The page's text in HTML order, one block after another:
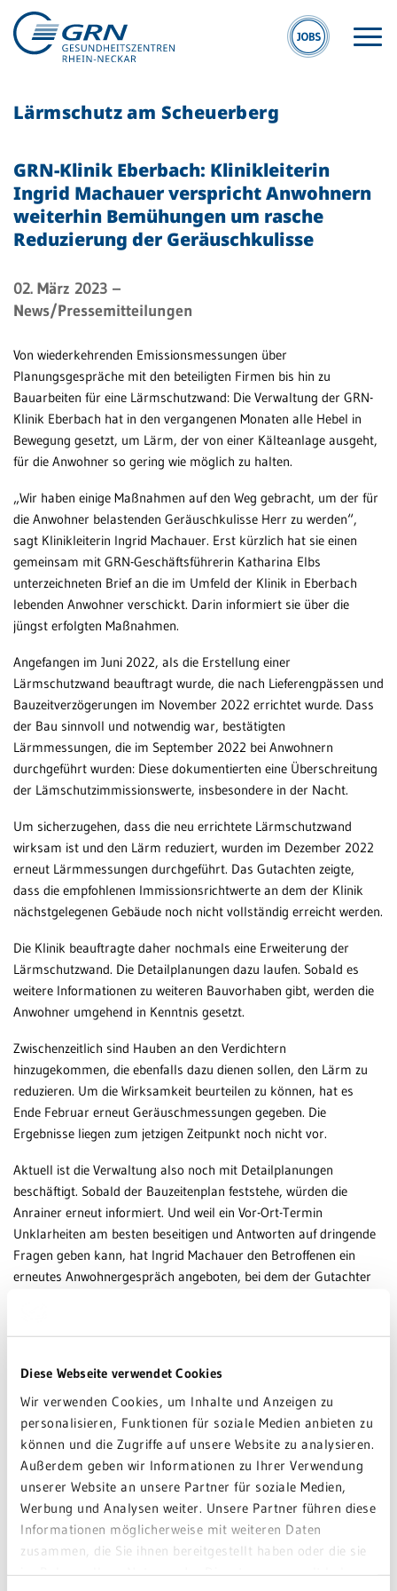
Diese Webseite verwendet Cookies
Wir verwenden Cookies, um Inhalte und Anzeigen zu
personalisieren, Funktionen für soziale Medien anbieten zu
können und die Zugriffe auf unsere Website zu analysieren.
Außerdem geben wir Informationen zu Ihrer Verwendung
unserer Website an unsere Partner für soziale Medien,
Werbung und Analysen weiter. Unsere Partner führen diese
Informationen möglicherweise mit weiteren Daten
zusammen, die Sie ihnen bereitgestellt haben oder die sie
im Rahmen Ihrer Nutzung der Dienste gesammelt haben.
GRN
Medizinische
Fachzentren
Themenseiten
Veranstaltungen
Patientenportal
Karriere
Barrierefreiheit
STANDORTE
Eberbach
Sinsheim
Weinheim
Lärmschutz am Scheuerberg
GRN-Klinik Eberbach: Klinikleiterin
Ingrid Machauer verspricht Anwohnern
weiterhin Bemühungen um rasche
Reduzierung der Geräuschkulisse
02. März 2023 –
News/Pressemitteilungen
Von wiederkehrenden Emissionsmessungen über
Planungsgespräche mit den beteiligten Firmen bis hin zu
Bauarbeiten für eine Lärmschutzwand: Die Verwaltung der GRN-
Klinik Eberbach hat in den vergangenen Monaten alle Hebel in
Bewegung gesetzt, um Lärm, der von einer Kälteanlage ausgeht,
für die Anwohner so gering wie möglich zu halten.
„Wir haben einige Maßnahmen auf den Weg gebracht, um der für
die Anwohner belastenden Geräuschkulisse Herr zu werden“,
sagt Klinikleiterin Ingrid Machauer. Erst kürzlich hat sie einen
gemeinsam mit GRN-Geschäftsführerin Katharina Elbs
unterzeichneten Brief an die im Umfeld der Klinik in Eberbach
lebenden Anwohner verschickt. Darin informiert sie über die
jüngst erfolgten Maßnahmen.
Angefangen im Juni 2022, als die Erstellung einer
Lärmschutzwand beauftragt wurde, die nach Lieferengpässen und
Bauzeitverzögerungen im November 2022 errichtet wurde. Dass
der Bau sinnvoll und notwendig war, bestätigten
Lärmmessungen, die im September 2022 bei Anwohnern
durchgeführt wurden: Diese dokumentierten eine Überschreitung
der Lämschutzimmissionswerte, insbesondere in der Nacht.
Um sicherzugehen, dass die neu errichtete Lärmschutzwand
wirksam ist und den Lärm reduziert, wurden im Dezember 2022
erneut Lärmmessungen durchgeführt. Das Gutachten zeigte,
dass die empfohlenen Immissionsrichtwerte an dem der Klinik
nächstgelegenen Gebäude noch nicht vollständig erreicht werden.
Die Klinik beauftragte daher nochmals eine Erweiterung der
Lärmschutzwand. Die Detailplanungen dazu laufen. Sobald es
weitere Informationen zu weiteren Bauvorhaben gibt, werden die
Anwohner umgehend in Kenntnis gesetzt.
Zwischenzeitlich sind Hauben an den Verdichtern
hinzugekommen, die ebenfalls dazu dienen sollen, den Lärm zu
reduzieren. Um die Wirksamkeit beurteilen zu können, hat es
Ende Februar erneut Geräuschmessungen gegeben. Die
Ergebnisse liegen zum jetzigen Zeitpunkt noch nicht vor.
Aktuell ist die Verwaltung also noch mit Detailplanungen
beschäftigt. Sobald der Bauzeitenplan feststehe, würden die
Anrainer erneut informiert. Und weil ein Vor-Ort-Termin
Unklarheiten am besten beseitigen und Antworten auf dringende
Fragen geben kann, hat Ingrid Machauer den Betroffenen ein
erneutes Anwohnergespräch angeboten, bei dem der Gutachter
„Wir bedauern die lange Bauzeit für die erforderlichen
Maßnahmen zügig umsetzen zu können, sodass noch vor den
Sommermonaten ein Abschluss der Arbeiten erfolgen kann“,
stellt Klinikleiterin Ingrid Machauer in Aussicht. Klares Ziel der
Klinikleitung ist es, auch am nächstgelegenen Gebäude zur Klinik
die vorgegebenen Immissionsgrenzwerte einzuhalten.
ZURÜCK ZUR ÜBERSICHT